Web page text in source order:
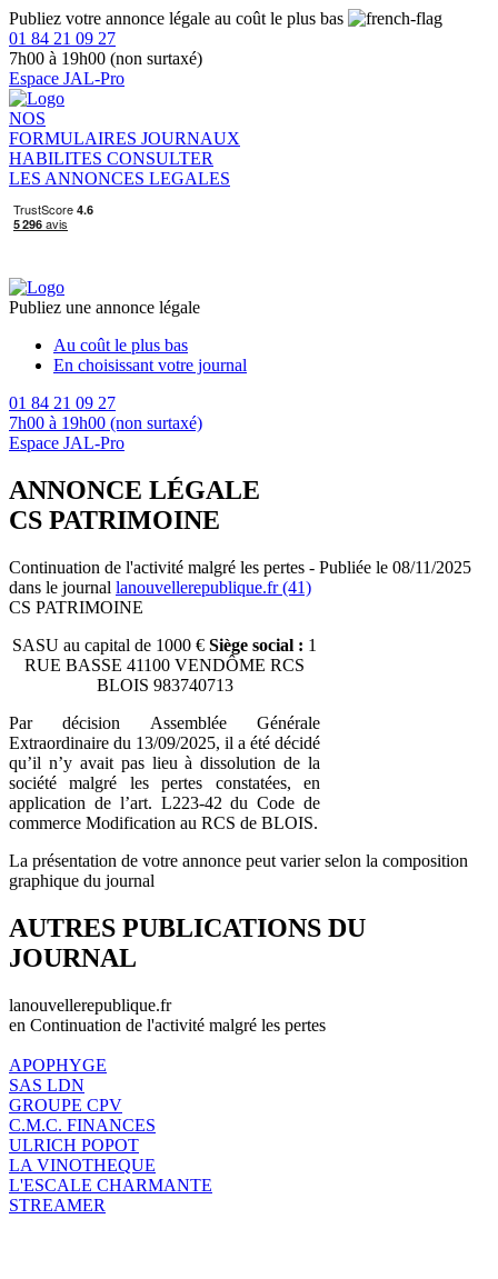
Publiez votre annonce légale au coût le plus bas
01 84 21 09 27
7h00 à 19h00 (non surtaxé)
Espace JAL-Pro
NOS
FORMULAIRES JOURNAUX
HABILITES CONSULTER
LES ANNONCES LEGALES
Publiez une annonce légale
Au coût le plus bas
En choisissant votre journal
01 84 21 09 27
7h00 à 19h00 (non surtaxé)
Espace JAL-Pro
ANNONCE LÉGALE
CS PATRIMOINE
Continuation de l'activité malgré les pertes - Publiée le 08/11/2025
dans le journal lanouvellerepublique.fr (41)
CS PATRIMOINE
SASU au capital de 1000 € Siège social : 1
RUE BASSE 41100 VENDÔME RCS
BLOIS 983740713
Par décision Assemblée Générale
Extraordinaire du 13/09/2025, il a été décidé
qu’il n’y avait pas lieu à dissolution de la
société malgré les pertes constatées, en
application de l’art. L223-42 du Code de
commerce Modification au RCS de BLOIS.
La présentation de votre annonce peut varier selon la composition
graphique du journal
AUTRES PUBLICATIONS DU
JOURNAL
lanouvellerepublique.fr
en Continuation de l'activité malgré les pertes
APOPHYGE
SAS LDN
GROUPE CPV
C.M.C. FINANCES
ULRICH POPOT
LA VINOTHEQUE
L'ESCALE CHARMANTE
STREAMER